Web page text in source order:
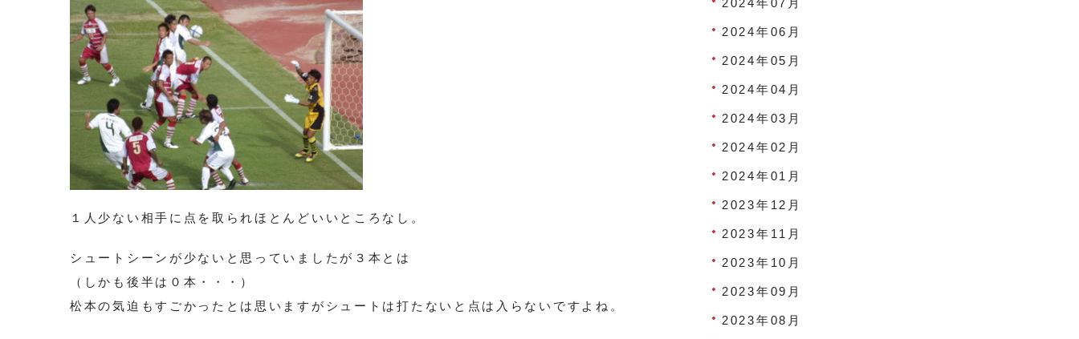
１人少ない相手に点を取られほとんどいいところなし。
シュートシーンが少ないと思っていましたが３本とは
（しかも後半は０本・・・）
松本の気迫もすごかったとは思いますがシュートは打たないと点は入らないですよね。
2024年07月
2024年06月
2024年05月
2024年04月
2024年03月
2024年02月
2024年01月
2023年12月
2023年11月
2023年10月
2023年09月
2023年08月